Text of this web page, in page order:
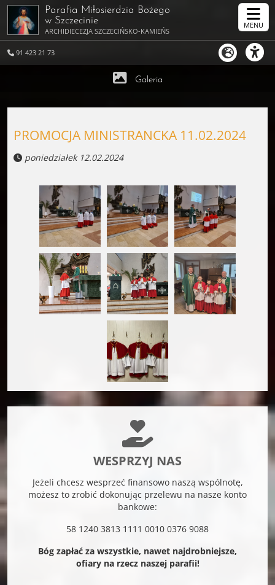
91 423 21 73
Parafia Miłosierdzia Bożego
w Szczecinie
ARCHIDIECEZJA SZCZECIŃSKO-KAMIEŃSKA
MENU
Galeria
WESPRZYJ NAS
Jeżeli chcesz wesprzeć finansowo naszą wspólnotę,
możesz to zrobić dokonując przelewu na nasze konto
bankowe:
58 1240 3813 1111 0010 0376 9088
Bóg zapłać za wszystkie, nawet najdrobniejsze,
ofiary na rzecz naszej parafii!
PROMOCJA MINISTRANCKA 11.02.2024
poniedziałek 12.02.2024